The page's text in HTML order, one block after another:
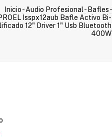
Inicio- Audio Profesional- Bafles-
Isspx12aub Bafle Activo Bi-
12" Driver 1" Usb Bluetooth
400W